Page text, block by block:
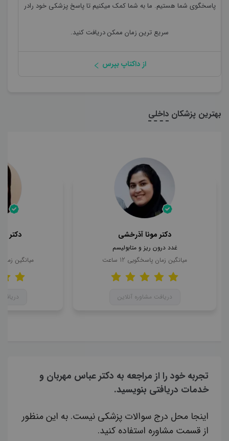
پاسخگوی شما هستیم. ما به شما کمک میکنیم تا پاسخ پزشکی خود رادر
سریع ترین زمان ممکن دریافت کنید.
از داکتاپ بپرس
بهترین پزشکان داخلی
دکتر مونا آذرخشی
غدد درون ریز و متابولیسم
میانگین زمان پاسخگویی 12 ساعت
دریافت مشاوره آنلاین
دکتر
میانگین
تجربه خود را از مراجعه به دکتر عباس مهربان و
خدمات دریافتی بنویسید.
اینجا محل درج سوالات پزشکی نیست. به این منظور
از قسمت مشاوره استفاده کنید.